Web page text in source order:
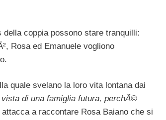
della coppia possono stare tranquilli:
Rosa ed Emanuele vogliono
quale svelano la loro vita lontana dai
di una famiglia futura, perchÃ©
attacca a raccontare Rosa Baiano che si